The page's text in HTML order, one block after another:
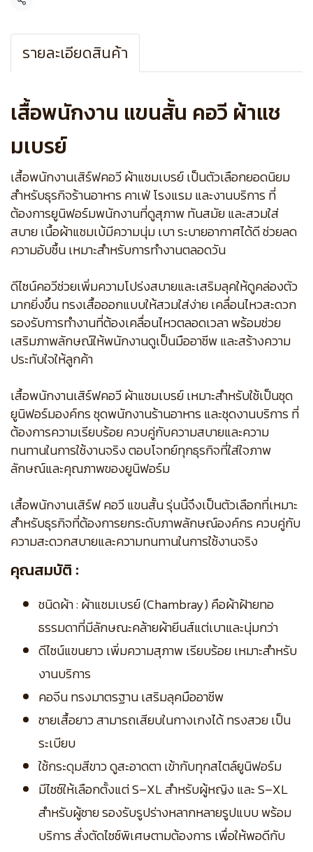
แชร์
รายละเอียดสินค้า
เสื้อพนักงาน แขนสั้น คอวี ผ้าแช
มเบรย์
เสื้อพนักงานเสิร์ฟคอวี ผ้าแชมเบรย์ เป็นตัวเลือกยอดนิยม
สำหรับธุรกิจร้านอาหาร คาเฟ่ โรงแรม และงานบริการ ที่
ต้องการยูนิฟอร์มพนักงานที่ดูสุภาพ ทันสมัย และสวมใส่
สบาย เนื้อผ้าแชมเบ้มีความนุ่ม เบา ระบายอากาศได้ดี ช่วยลด
ความอับชื้น เหมาะสำหรับการทำงานตลอดวัน
ดีไซน์คอวีช่วยเพิ่มความโปร่งสบายและเสริมลุคให้ดูคล่องตัว
มากยิ่งขึ้น ทรงเสื้อออกแบบให้สวมใส่ง่าย เคลื่อนไหวสะดวก
รองรับการทำงานที่ต้องเคลื่อนไหวตลอดเวลา พร้อมช่วย
เสริมภาพลักษณ์ให้พนักงานดูเป็นมืออาชีพ และสร้างความ
ประทับใจให้ลูกค้า
เสื้อพนักงานเสิร์ฟคอวี ผ้าแชมเบรย์ เหมาะสำหรับใช้เป็นชุด
ยูนิฟอร์มองค์กร ชุดพนักงานร้านอาหาร และชุดงานบริการ ที่
ต้องการความเรียบร้อย ควบคู่กับความสบายและความ
ทนทานในการใช้งานจริง ตอบโจทย์ทุกธุรกิจที่ใส่ใจภาพ
ลักษณ์และคุณภาพของยูนิฟอร์ม
เสื้อพนักงานเสิร์ฟ คอวี แขนสั้น รุ่นนี้จึงเป็นตัวเลือกที่เหมาะ
สำหรับธุรกิจที่ต้องการยกระดับภาพลักษณ์องค์กร ควบคู่กับ
ความสะดวกสบายและความทนทานในการใช้งานจริง
คุณสมบัติ :
ชนิดผ้า : ผ้าแชมเบรย์ (Chambray) คือผ้าฝ้ายทอ
ธรรมดาที่มีลักษณะคล้ายผ้ายีนส์แต่เบาและนุ่มกว่า
ดีไซน์แขนยาว เพิ่มความสุภาพ เรียบร้อย เหมาะสำหรับ
งานบริการ
คอจีน ทรงมาตรฐาน เสริมลุคมืออาชีพ
ชายเสื้อยาว สามารถเสียบในกางเกงได้ ทรงสวย เป็น
ระเบียบ
ใช้กระดุมสีขาว ดูสะอาดตา เข้ากับทุกสไตล์ยูนิฟอร์ม
มีไซซ์ให้เลือกตั้งแต่ S–XL สำหรับผู้หญิง และ S–XL
สำหรับผู้ชาย รองรับรูปร่างหลากหลายรูปแบบ พร้อม
บริการ สั่งตัดไซซ์พิเศษตามต้องการ เพื่อให้พอดีกับ